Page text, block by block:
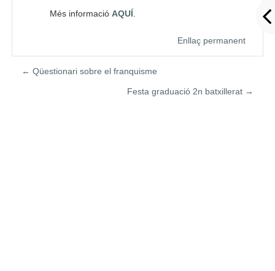
Més informació AQUÍ
Enllaç permanent
← Qüestionari sobre el franquisme
Festa graduació 2n batxillerat →